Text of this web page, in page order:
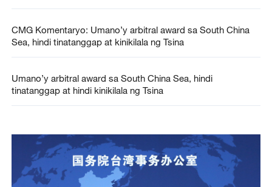
CMG Komentaryo: Umano’y arbitral award sa South China
Sea, hindi tinatanggap at kinikilala ng Tsina
Umano’y arbitral award sa South China Sea, hindi
tinatanggap at hindi kinikilala ng Tsina